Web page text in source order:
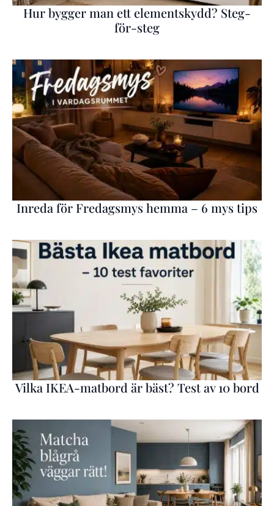
Hur bygger man ett elementskydd? Steg-
för-steg
Inreda för Fredagsmys hemma – 6 mys tips
Vilka IKEA-matbord är bäst? Test av 10 bord